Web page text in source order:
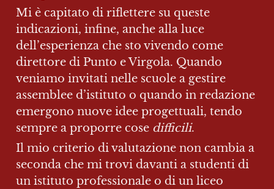
Mi è capitato di riflettere su queste
indicazioni, infine, anche alla luce
dell’esperienza che sto vivendo come
direttore di Punto e Virgola. Quando
veniamo invitati nelle scuole a gestire
assemblee d’istituto o quando in redazione
emergono nuove idee progettuali, tendo
sempre a proporre cose difficili.
Il mio criterio di valutazione non cambia a
seconda che mi trovi davanti a studenti di
un istituto professionale o di un liceo